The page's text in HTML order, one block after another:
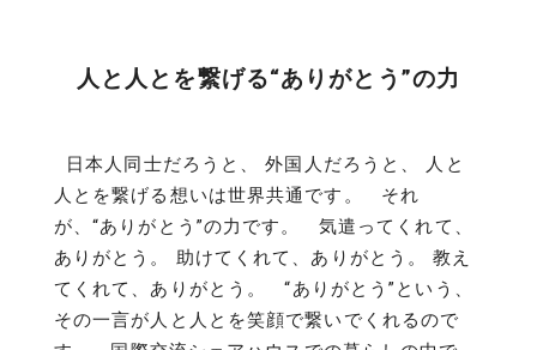
人と人とを繋げる“ありがとう”の力
日本人同士だろうと、 外国人だろうと、 人と
人とを繋げる想いは世界共通です。 それ
が、“ありがとう”の力です。 気遣ってくれて、
ありがとう。 助けてくれて、ありがとう。 教え
てくれて、ありがとう。 “ありがとう”という、
その一言が人と人とを笑顔で繋いでくれるので